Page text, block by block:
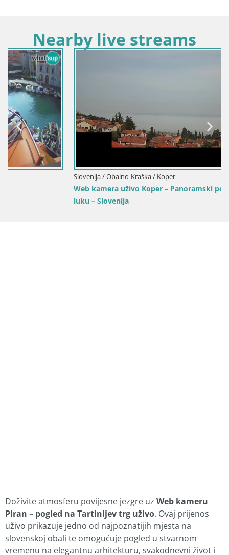
Nearby live streams
Slovenija / Obalno-Kraška / Koper
Web kamera uživo Koper – Panoramski pogled na grad i
Doživite atmosferu povijesne jezgre uz Web kameru
Piran – pogled na Tartinijev trg uživo. Ovaj prijenos
uživo prikazuje jedno od najpoznatijih mjesta na
slovenskoj obali te omogućuje pogled u stvarnom
vremenu na elegantnu arhitekturu, svakodnevni život i